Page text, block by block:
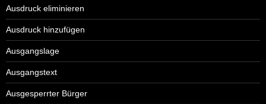
Ausdruck eliminieren
Ausdruck hinzufügen
Ausgangslage
Ausgangstext
Ausgesperrter Bürger